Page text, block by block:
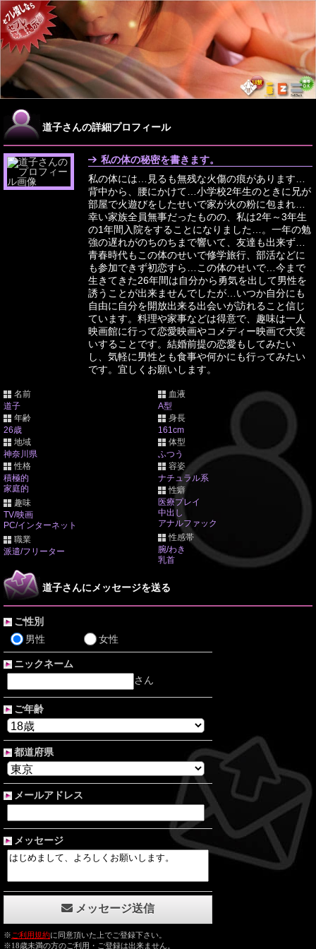
道子さんの詳細プロフィール
私の体の秘密を書きます。
私の体には…見るも無残な火傷の痕があります…
背中から、腰にかけて…小学校2年生のときに兄が
部屋で火遊びをしたせいで家が火の粉に包まれ…
幸い家族全員無事だったものの、私は2年～3年生
の1年間入院をすることになりました…。一年の勉
強の遅れがのちのちまで響いて、友達も出来ず…
青春時代もこの体のせいで修学旅行、部活などに
も参加できず初恋すら…この体のせいで…今まで
生きてきた26年間は自分から勇気を出して男性を
誘うことが出来ませんでしたが…いつか自分にも
自由に自分を開放出来る出会いが訪れること信じ
ています。料理や家事などは得意で、趣味は一人
映画館に行って恋愛映画やコメディー映画で大笑
いすることです。結婚前提の恋愛もしてみたい
し、気軽に男性とも食事や何かにも行ってみたい
です。宜しくお願いします。
名前
道子
年齢
26歳
地域
神奈川県
血液
A型
身長
161cm
体型
ふつう
性格
積極的
家庭的
趣味
TV/映画
PC/インターネット
職業
派遣/フリーター
容姿
ナチュラル系
性癖
医療プレイ
中出し
アナルファック
性感帯
腕/わき
乳首
道子さんにメッセージを送る